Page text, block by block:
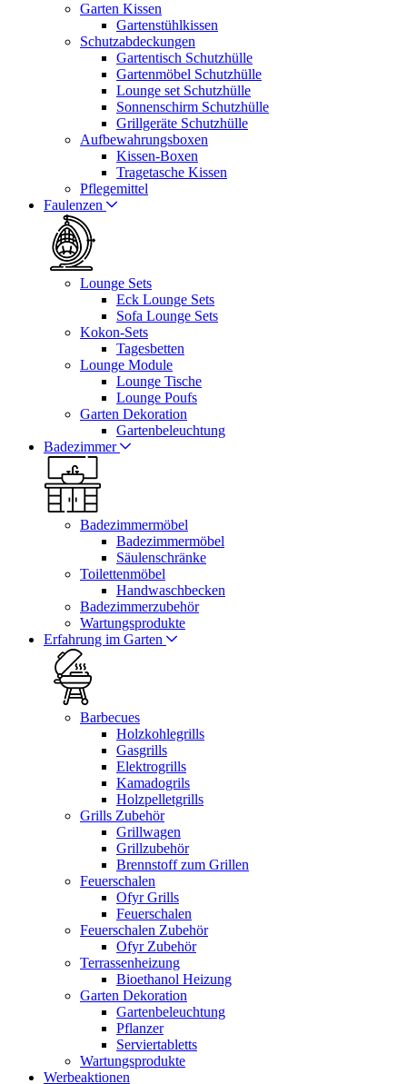
Garten Kissen
Gartenstühlkissen
Schutzabdeckungen
Gartentisch Schutzhülle
Gartenmöbel Schutzhülle
Lounge set Schutzhülle
Sonnenschirm Schutzhülle
Grillgeräte Schutzhülle
Aufbewahrungsboxen
Kissen-Boxen
Tragetasche Kissen
Pflegemittel
Faulenzen
Lounge Sets
Eck Lounge Sets
Sofa Lounge Sets
Kokon-Sets
Tagesbetten
Lounge Module
Lounge Tische
Lounge Poufs
Garten Dekoration
Gartenbeleuchtung
Badezimmer
Badezimmermöbel
Badezimmermöbel
Säulenschränke
Toilettenmöbel
Handwaschbecken
Badezimmerzubehör
Wartungsprodukte
Erfahrung im Garten
Barbecues
Holzkohlegrills
Gasgrills
Elektrogrills
Kamadogrils
Holzpelletgrills
Grills Zubehör
Grillwagen
Grillzubehör
Brennstoff zum Grillen
Feuerschalen
Ofyr Grills
Feuerschalen
Feuerschalen Zubehör
Ofyr Zubehör
Terrassenheizung
Bioethanol Heizung
Garten Dekoration
Gartenbeleuchtung
Pflanzer
Serviertabletts
Wartungsprodukte
Werbeaktionen